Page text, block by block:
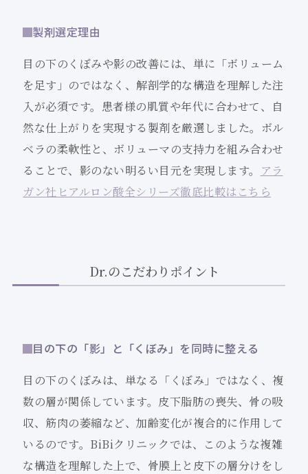
製剤選定理由
目の下のくぼみや影の改善には、単に「ボリューム
を足す」のではなく、解剖学的な構造を理解した注
入が必須です。患者様の肌質や年代に合わせて、自
然な仕上がりを実現する製剤を厳選しました。ボル
ベラの柔軟性と、ボリューマの支持力を組み合わせ
ることで、影のない明るい目元を実現します。 アラ
ガン社ヒアルロン酸全シリーズ徹底比較はこちら
Dr.のこだわりポイント
目の下の「影」と「くぼみ」を同時に整える
目の下のくぼみは、単なる「くぼみ」ではなく、複
数の層が関係しています。皮下脂肪の喪失、骨の吸
収、筋肉の萎縮など、加齢変化が複合的に作用して
いるのです。BiBiクリニックでは、このような複雑
な構造を理解した上で、骨膜上と皮下の層分けをし